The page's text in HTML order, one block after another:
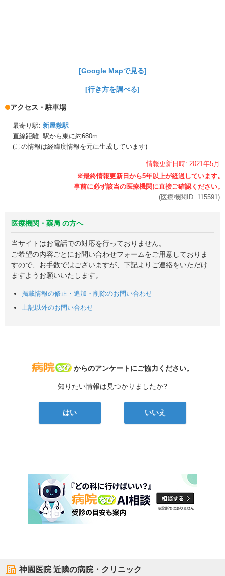
[Google Mapで見る]
[行き方を調べる]
アクセス・駐車場
最寄り駅: 新屋敷駅
直線距離: 駅から東に約680m
(この情報は経緯度情報を元に生成しています)
情報更新日時: 2021年5月
(医療機関ID: 115591 )
医療機関・薬局 の方へ
当サイトはお電話での対応を行っておりません。
ご希望の内容ごとにお問い合わせフォームをご用意しておりま
すので、お手数ではございますが、下記よりご連絡をいただけ
ますようお願いいたします。
掲載情報の修正・追加・削除のお問い合わせ
上記以外のお問い合わせ
病院なび
からのアンケートにご協力ください。
知りたい情報は見つかりましたか?
はい いいえ
神園医院近隣の病院・クリニック